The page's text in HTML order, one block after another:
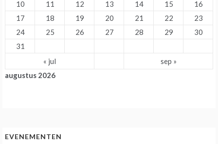
augustus 2026
10
11 12 13 14 15
16
17
18 19 20 21 22
23
24
25 26 27 28 29
30
31
« jul
sep »
EVENEMENTEN